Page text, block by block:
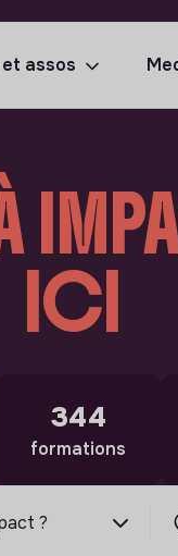
assos
ICI
344
formations
?